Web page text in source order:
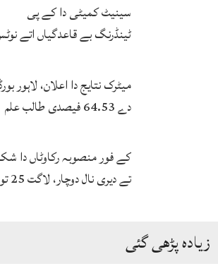
سینیٹ کمیٹی دا کے پی
ٹینڈرنگ بے قاعدگیاں اتے
میٹرک نتایج دا اعلان، لاہور
دے 64.53 فیصدی طالب علم
کے فور منصوبہ رکاوٹاں دا
تے دیری
زیادہ پڑھی گئی